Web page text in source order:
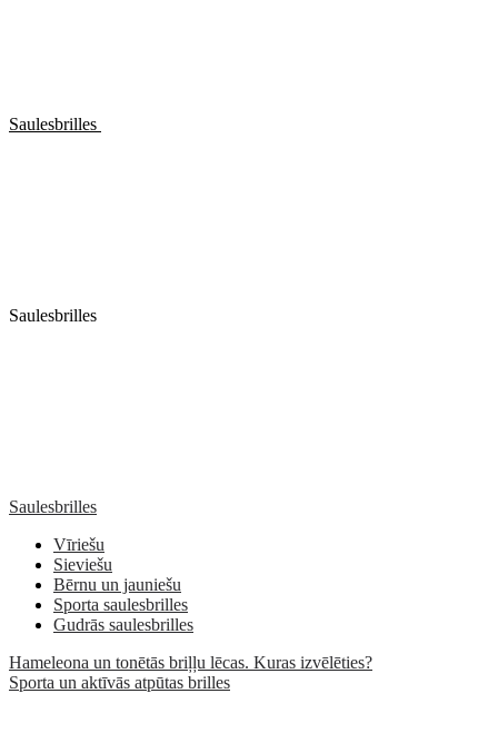
Saulesbrilles
Saulesbrilles
Saulesbrilles
Vīriešu
Sieviešu
Bērnu un jauniešu
Sporta saulesbrilles
Gudrās saulesbrilles
Hameleona un tonētās briļļu lēcas. Kuras izvēlēties?
Sporta un aktīvās atpūtas brilles